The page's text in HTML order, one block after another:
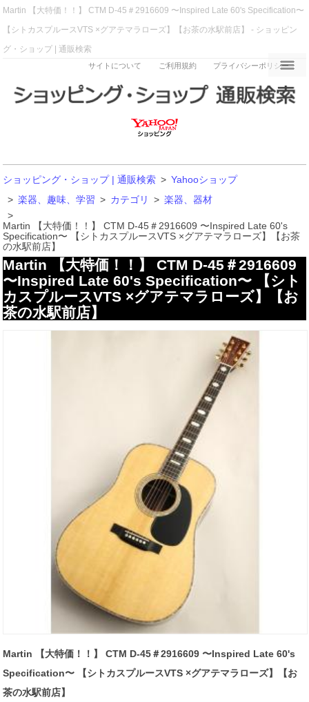
Martin 【大特価！！】 CTM D-45＃2916609 〜Inspired Late 60's Specification〜
【シトカスプルースVTS ×グアテマラローズ】【お茶の水駅前店】 - ショッピン
グ・ショップ | 通販検索
サイトについて ご利用規約 プライバシーポリシー
ショッピング・ショップ | 通販検索 > Yahooショップ
> 楽器、趣味、学習 > カテゴリ > 楽器、器材
>
Martin 【大特価！！】 CTM D-45＃2916609 〜Inspired Late 60's
Specification〜 【シトカスプルースVTS ×グアテマラローズ】【お茶
の水駅前店】
Martin 【大特価！！】 CTM D-45＃2916609
〜Inspired Late 60's Specification〜 【シト
カスプルースVTS ×グアテマラローズ】【お
茶の水駅前店】
Martin 【大特価！！】 CTM D-45＃2916609 〜Inspired Late 60's
Specification〜 【シトカスプルースVTS ×グアテマラローズ】【お
茶の水駅前店】